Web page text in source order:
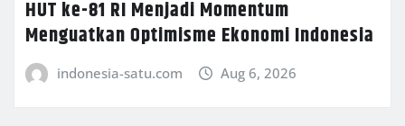
HUT ke-81 RI Menjadi Momentum
Menguatkan Optimisme Ekonomi Indonesia
indonesia-satu.com Aug 6, 2026